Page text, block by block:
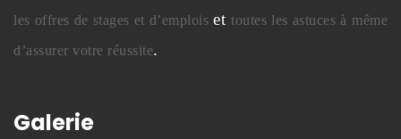
les offres de stages et d’emploisettoutes les astuces à même
d’assurer votre réussite.
Galerie